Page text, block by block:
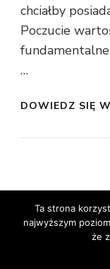
chciałby
Poczucie
fundamentalne
…
DOWIEDZ SIĘ
© prawa
prawa
Ta strona
najwyższym
że